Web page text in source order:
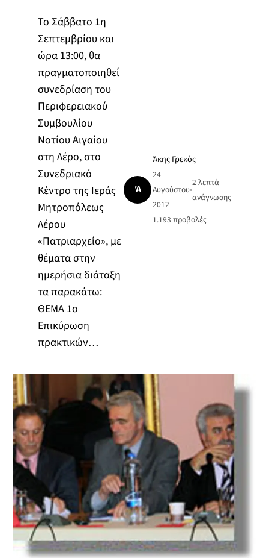
Το Σάββατο 1η
Σεπτεμβρίου και
ώρα 13:00, θα
πραγματοποιηθεί
συνεδρίαση του
Περιφερειακού
Συμβουλίου
Νοτίου Αιγαίου
στη Λέρο, στο
Συνεδριακό
Κέντρο της Ιεράς
Μητροπόλεως
Λέρου
«Πατριαρχείο», με
θέματα στην
ημερήσια διάταξη
τα παρακάτω:
ΘΕΜΑ 1ο
Επικύρωση
πρακτικών…
Ά
Άκης Γρεκός
24
Αυγούστου
2012
•
2 λεπτά
ανάγνωσης
1.193 προβολές